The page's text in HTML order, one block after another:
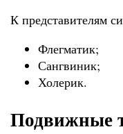
К представителям
Флегматик;
Сангвиник;
Холерик.
Подвижные